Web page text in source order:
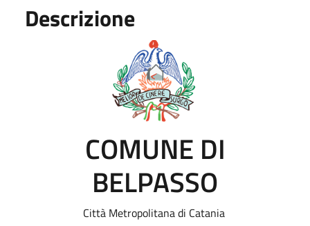
Descrizione
COMUNE DI
BELPASSO
Città Metropolitana di Catania